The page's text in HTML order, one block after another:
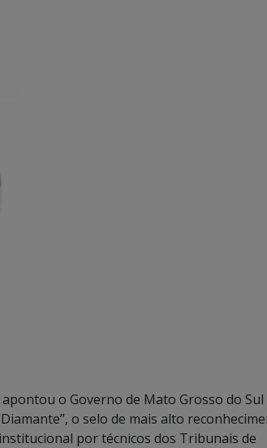
o Governo de Mato Grosso do Sul
o selo de mais alto
por técnicos dos Tribunais de